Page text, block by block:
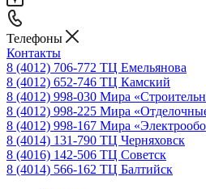
Телефоны
Контакты
8 (4012) 706-772 ТЦ Емельянова
8 (4012) 652-746 ТЦ Камский
8 (4012) 998-030 Мира
8 (4012) 998-225 Мира
8 (4012) 998-167 Мира
8 (4014) 131-790 ТЦ Черняховск
8 (4016) 142-506 ТЦ Советск
8 (4014) 566-162 ТЦ Балтийск